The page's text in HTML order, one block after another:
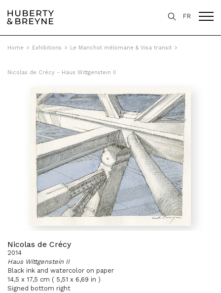
FR
Home > Exhibitions > Le Manchot mélomane & Visa transit >
Nicolas de Crécy - Haus Wittgenstein II
Nicolas de Crécy
2014
Haus Wittgenstein II
Black ink and watercolor on paper
14,5 x 17,5 cm ( 5,51 x 6,69 in )
Signed bottom right